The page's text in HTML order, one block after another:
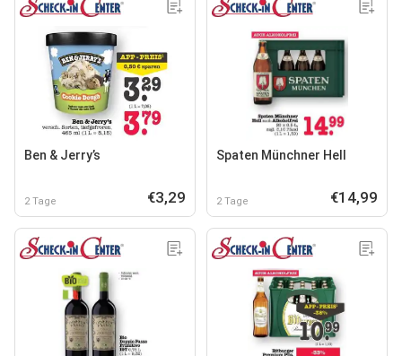
Ben & Jerry’s
2 Tage €3,29
Spaten Münchner Hell
2 Tage €14,99